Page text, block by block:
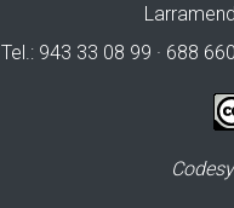
Tel.: 943 33 08 99 · 688